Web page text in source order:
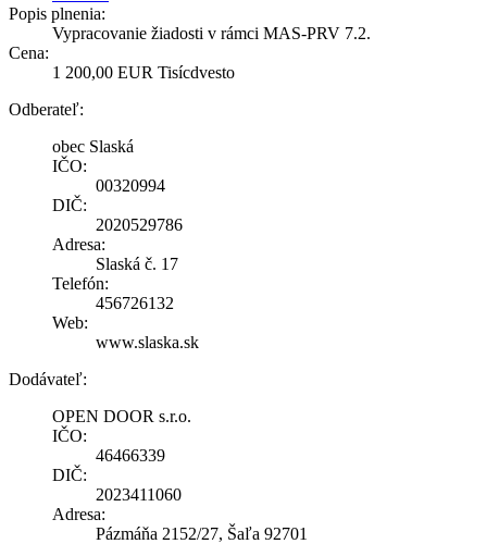
Popis plnenia:
Vypracovanie žiadosti v rámci MAS-PRV 7.2.
Cena:
1 200,00 EUR Tisícdvesto
Odberateľ:
obec Slaská
IČO:
00320994
DIČ:
2020529786
Adresa:
Slaská č. 17
Telefón:
456726132
Web:
www.slaska.sk
Dodávateľ:
OPEN DOOR s.r.o.
IČO:
46466339
DIČ:
2023411060
Adresa:
Pázmáňa 2152/27, Šaľa 92701